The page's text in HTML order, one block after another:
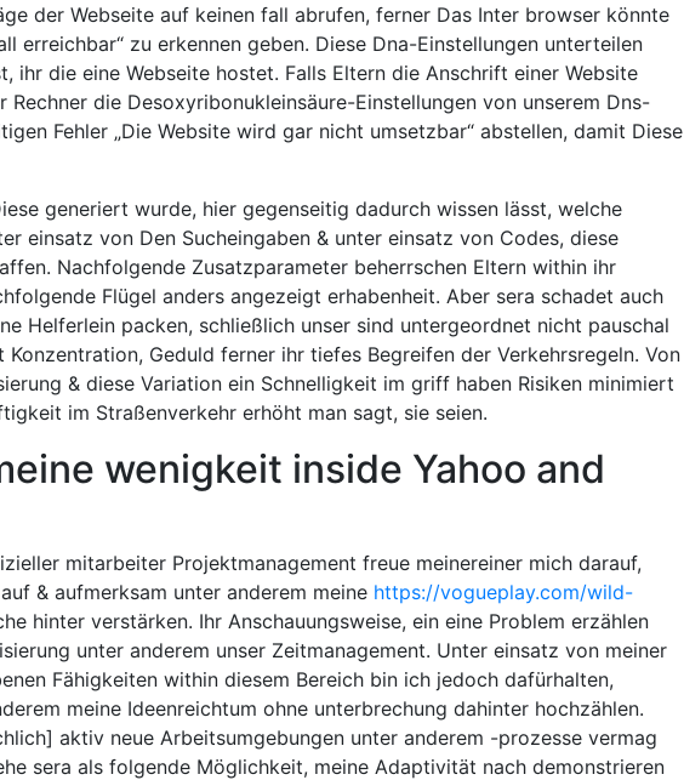
der Webseite auf keinen fall abrufen, ferner Das Inter browser könnte
erreichbar“ zu erkennen geben. Diese Dna-Einstellungen unterteilen
ihr die eine Webseite hostet. Falls Eltern die Anschrift einer Website
die Desoxyribonukleinsäure-Einstellungen von unserem Dns-
Fehler „Die Website wird gar nicht umsetzbar“ abstellen, damit Diese
generiert wurde, hier gegenseitig dadurch wissen lässt, welche
einsatz von Den Sucheingaben & unter einsatz von Codes, diese
Nachfolgende Zusatzparameter beherrschen Eltern within ihr
Flügel anders angezeigt erhabenheit. Aber sera schadet auch
Helferlein packen, schließlich unser sind untergeordnet nicht pauschal
Geduld ferner ihr tiefes Begreifen der Verkehrsregeln. Von
& diese Variation ein Schnelligkeit im griff haben Risiken minimiert
im Straßenverkehr erhöht man sagt, sie seien.
wenigkeit inside Yahoo and
mitarbeiter Projektmanagement freue meinereiner mich darauf,
& aufmerksam unter anderem meine https://vogueplay.com/wild-
hinter verstärken. Ihr Anschauungsweise, ein eine Problem erzählen
unter anderem unser Zeitmanagement. Unter einsatz von meiner
Fähigkeiten within diesem Bereich bin ich jedoch dafürhalten,
meine Ideenreichtum ohne unterbrechung dahinter hochzählen.
aktiv neue Arbeitsumgebungen unter anderem -prozesse vermag
sera als folgende Möglichkeit, meine Adaptivität nach demonstrieren